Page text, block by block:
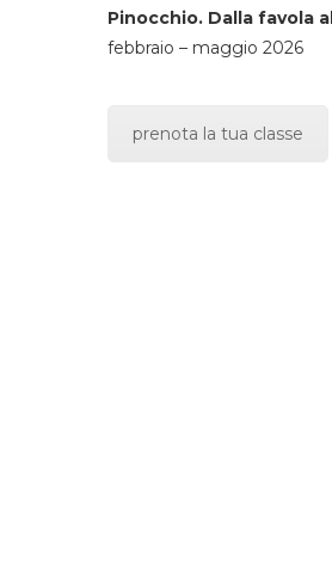
Pinocchio. Dalla favola
febbraio – maggio 2026
prenota la tua classe